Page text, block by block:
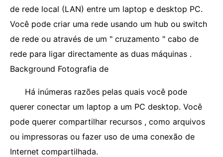
de rede local (LAN) entre um laptop e desktop PC.
Você pode criar uma rede usando um hub ou switch
de rede ou através de um " cruzamento " cabo de
rede para ligar directamente as duas máquinas .
Background Fotografia de
Há inúmeras razões pelas quais você pode
querer conectar um laptop a um PC desktop. Você
pode querer compartilhar recursos , como arquivos
ou impressoras ou fazer uso de uma conexão de
Internet compartilhada.